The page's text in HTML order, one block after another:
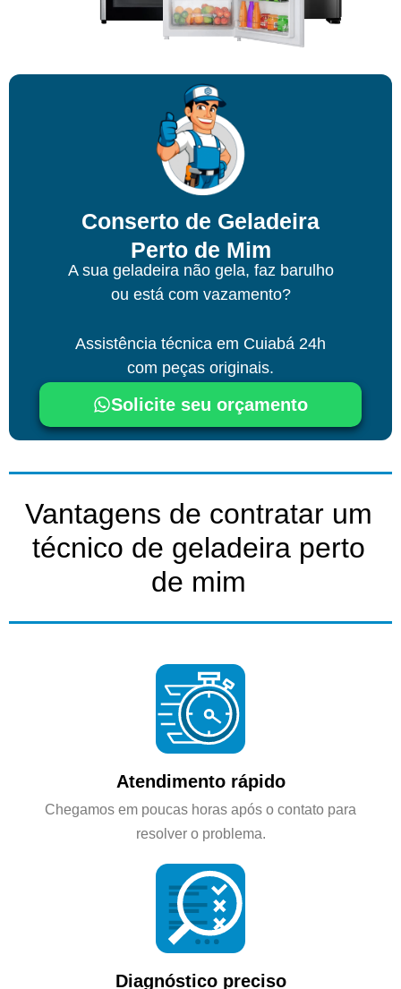
Conserto de Geladeira
Perto de Mim
A sua geladeira não gela, faz barulho
ou está com vazamento?
Assistência técnica em Cuiabá 24h
com peças originais.
Solicite seu orçamento
Vantagens de contratar um
técnico de geladeira perto
de mim
Atendimento rápido
Chegamos em poucas horas após o contato para
resolver o problema.
Diagnóstico preciso